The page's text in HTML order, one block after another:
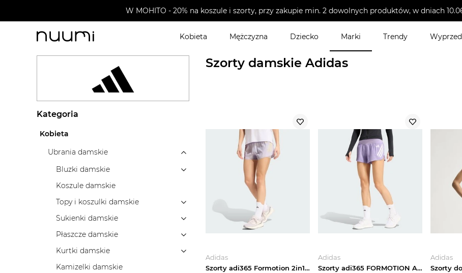
W MOHITO - 20% na koszule i szorty, przy zakupie min. 2 dowolnych produktów, w dniach
Kobieta Mężczyzna Dziecko Marki Trendy
nuumi.pl > Marki Spodnie damskie
Kategoria
Kobieta
Ubrania damskie
Bluzki damskie
Koszule damskie
Topy i koszulki damskie
Sukienki damskie
Płaszcze damskie
Kurtki damskie
Kamizelki damskie
Szorty damskie Adidas
Adidas
Szorty adi365 Formotion 2in1 Adidas fioletowy
Adidas
Szorty adi365 FORMOTION Adidas fioletowy
Adidas